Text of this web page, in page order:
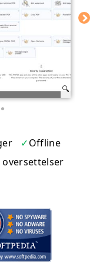
Offline
oversettelser